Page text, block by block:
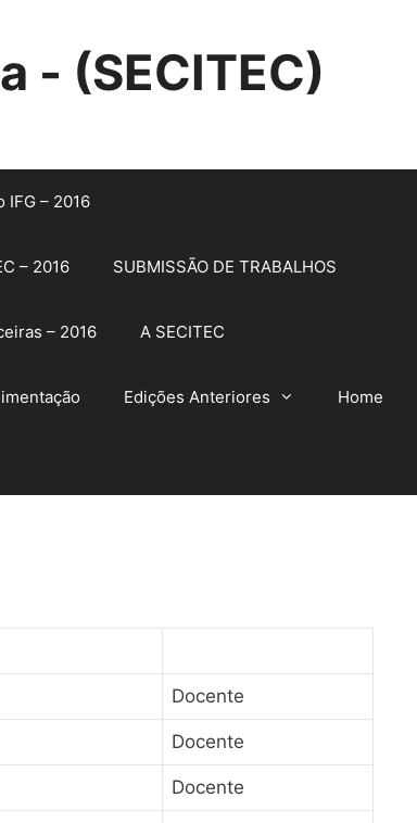
- (SECITEC)
IFG – 2016
– 2016 SUBMISSÃO DE TRABALHOS
– 2016 A SECITEC
Edições Anteriores Home
Docente
Docente
Docente